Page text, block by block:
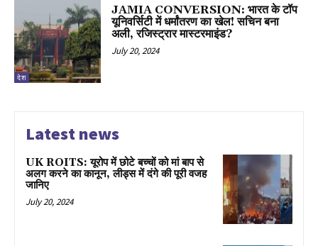
देश
JAMIA CONVERSION: भारत के टॉप
यूनिवर्सिटी में धर्मांतरण का खेल! सचिन बना
अली, रजिस्ट्रार मास्टरमाइंड?
July 20, 2024
Latest news
UK ROITS: यूरोप में छोटे बच्चों को मां बाप से
अलग करने का कानून, लीड्स में दंगे की पूरी वजह
जानिए
July 20, 2024